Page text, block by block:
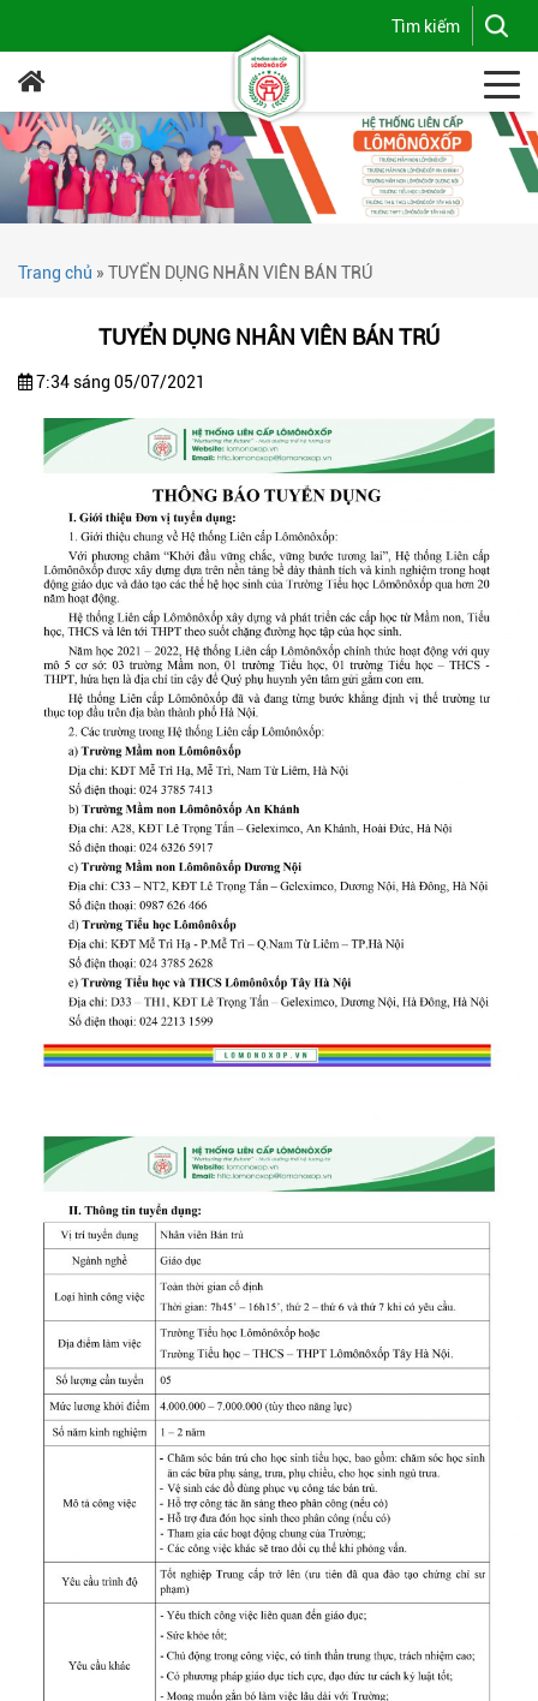
Trang chủ » TUYỂN DỤNG NHÂN VIÊN BÁN TRÚ
TUYỂN DỤNG NHÂN VIÊN BÁN TRÚ
7:34 sáng 05/07/2021